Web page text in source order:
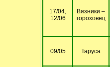
17/04,
12/06
Вязники –
гороховец
09/05 Таруса